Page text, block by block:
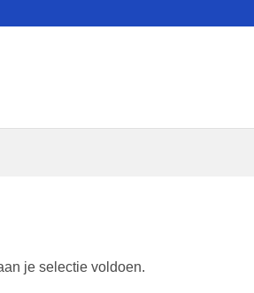
je selectie voldoen.